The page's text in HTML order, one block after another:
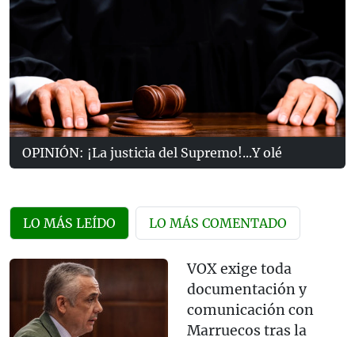
OPINIÓN: ¡La justicia del Supremo!...Y olé
LO MÁS LEÍDO LO MÁS COMENTADO
VOX exige toda
documentación y
comunicación con
Marruecos tras la